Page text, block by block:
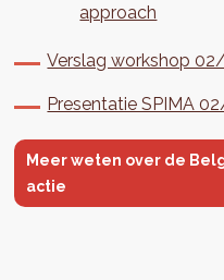
approach
Verslag workshop
Presentatie SPIMA
Meer weten over de
actie